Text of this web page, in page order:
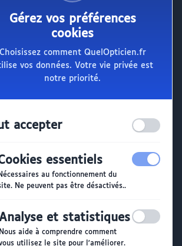
Écrans
Gérez vos préférences
cookies
Choisissez comment QuelOpticien.fr
vos données. Votre vie privée est
notre priorité.
accepter
essentiels
au fonctionnement du
Ne peuvent pas être désactivés..
et statistiques
Nous aide à comprendre comment
utilisez le site pour l'améliorer.